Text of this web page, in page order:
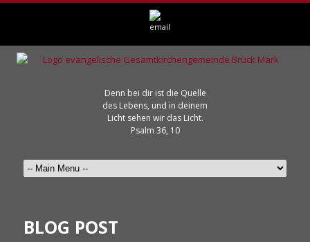
Denn bei dir ist die Quelle
des Lebens, und in deinem
Licht sehen wir das Licht.
Psalm 36, 10
BLOG POST